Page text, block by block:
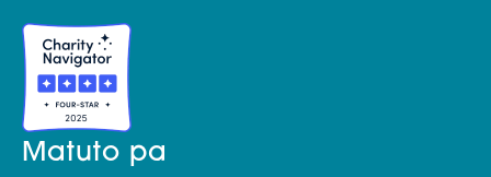
Matuto pa